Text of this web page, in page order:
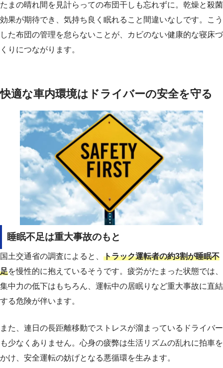
たまの晴れ間を見計らっての布団干しも忘れずに。乾燥と殺菌
効果が期待でき、気持ち良く眠れること間違いなしです。こう
した布団の管理を怠らないことが、カビのない健康的な寝床づ
くりにつながります。
快適な車内環境はドライバーの安全を守る
睡眠不足は重大事故のもと
国土交通省の調査によると、 トラック運転者の約3割が睡眠不
足を慢性的に抱えているそうです。疲労がたまった状態では、
集中力の低下はもちろん、運転中の居眠りなど重大事故に直結
する危険が伴います。
また、連日の長距離移動でストレスが溜まっているドライバー
も少なくありません。心身の疲弊は生活リズムの乱れに拍車を
かけ、安全運転の妨げとなる悪循環を生みます。